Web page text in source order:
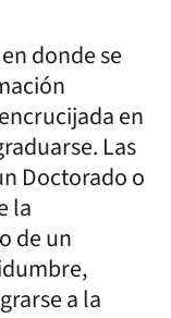
donde se
en
Las
Doctorado o
la
de un
a la